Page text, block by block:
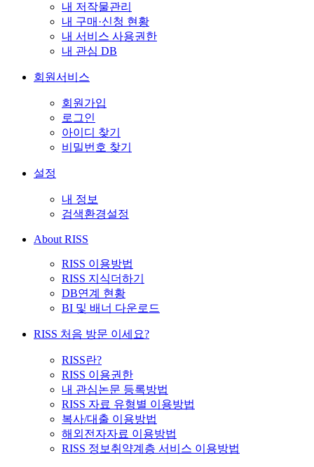
내 저작물관리
내 구매·신청 현황
내 서비스 사용권한
내 관심 DB
회원서비스
회원가입
로그인
아이디 찾기
비밀번호 찾기
설정
내 정보
검색환경설정
About RISS
RISS 이용방법
RISS 지식더하기
DB연계 현황
BI 및 배너 다운로드
RISS 처음 방문 이세요?
RISS란?
RISS 이용권한
내 관심논문 등록방법
RISS 자료 유형별 이용방법
복사/대출 이용방법
해외전자자료 이용방법
RISS 정보취약계층 서비스 이용방법